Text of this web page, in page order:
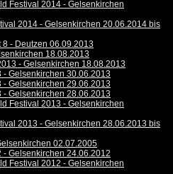
Festival 2014 - Gelsenkirchen
2014 - Gelsenkirchen 20.06.2014 bis
- Deutzen 06.09.2013
18.08.2013
- Gelsenkirchen 18.08.2013
- Gelsenkirchen 30.06.2013
- Gelsenkirchen 29.06.2013
- Gelsenkirchen 28.06.2013
Festival 2013 - Gelsenkirchen
2013 - Gelsenkirchen 28.06.2013 bis
02.07.2005
- Gelsenkirchen 24.06.2012
Festival 2012 - Gelsenkirchen